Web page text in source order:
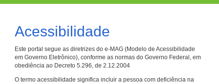
Acessibilidade
Este portal segue as diretrizes do e-MAG (Modelo de Acessibilidade
em Governo Eletrônico), conforme as normas do Governo Federal, em
obediência ao Decreto 5.296, de 2.12.2004
O termo acessibilidade significa incluir a pessoa com deficiência na